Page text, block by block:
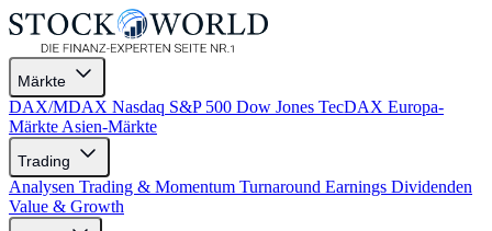
Märkte
DAX/MDAX Nasdaq S&P 500 Dow Jones TecDAX Europa-
Märkte Asien-Märkte
Trading
Analysen Trading & Momentum Turnaround Earnings Dividenden
Value & Growth